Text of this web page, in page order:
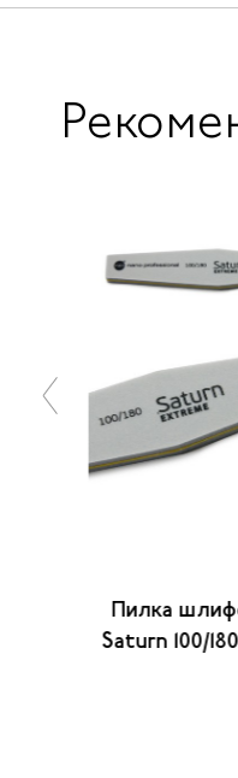
Пилка
Saturn 100/